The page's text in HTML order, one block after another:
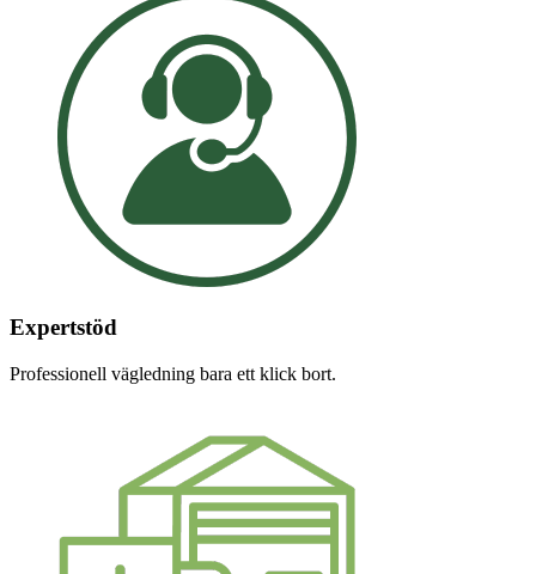
Expertstöd
Professionell vägledning bara ett klick bort.